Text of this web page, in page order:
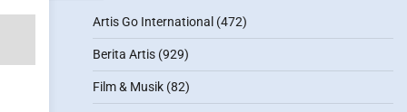
Artis Go International (472)
Berita Artis(929)
Film & Musik(82)